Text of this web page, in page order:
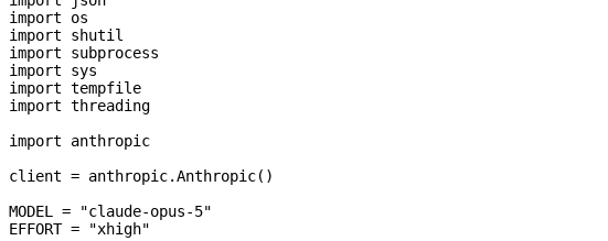
import os
import shutil
import subprocess
import sys
import tempfile
import threading
import anthropic
client = anthropic.Anthropic()
MODEL
= "claude-opus-5"
EFFORT = "xhigh"